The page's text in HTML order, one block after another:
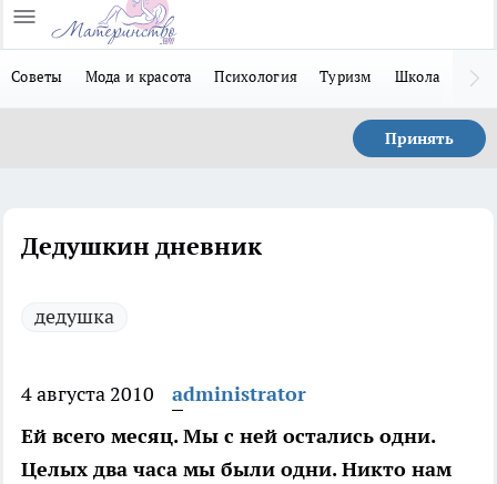
Советы Мода и красота Психология Туризм Школа
Принять
Дедушкин дневник
дедушка
4 августа 2010
administrator
Ей всего месяц. Мы с ней остались одни.
Целых два часа мы были одни. Никто нам